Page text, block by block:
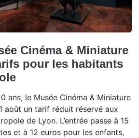
Cinéma & Miniature
pour les habitants
ans, le Musée Cinéma & Miniature
août un tarif réduit réservé aux
de Lyon. L’entrée passe à 15
et à 12 euros pour les enfants,